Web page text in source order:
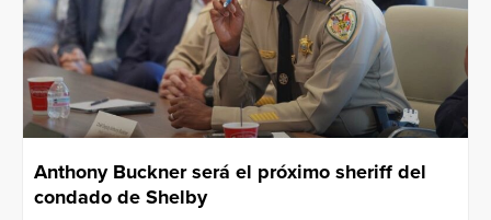
Anthony Buckner será el próximo sheriff del
condado de Shelby